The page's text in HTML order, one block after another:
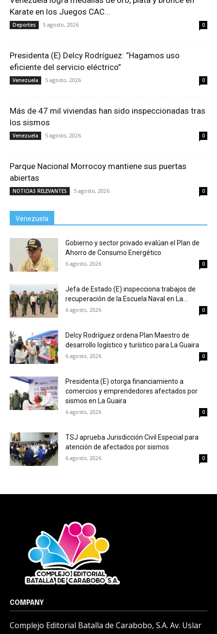
Karate en los Juegos CAC...
Deportes 5 agosto, 2026 0
Presidenta (E) Delcy Rodríguez: “Hagamos uso
eficiente del servicio eléctrico”
Venezuela 5 agosto, 2026 0
Más de 47 mil viviendas han sido inspeccionadas tras
los sismos
Venezuela 5 agosto, 2026 0
Parque Nacional Morrocoy mantiene sus puertas
abiertas
NOTICIAS RELEVANTES 5 agosto, 2026 0
Venezuela
Gobierno y sector privado evalúan el Plan de
Ahorro de Consumo Energético
6 agosto, 2026 0
Jefa de Estado (E) inspecciona trabajos de
recuperación de la Escuela Naval en La...
6 agosto, 2026 0
Delcy Rodríguez ordena Plan Maestro de
desarrollo logístico y turístico para La Guaira
6 agosto, 2026 0
Presidenta (E) otorga financiamiento a
comercios y emprendedores afectados por
sismos en La Guaira
6 agosto, 2026 0
TSJ aprueba Jurisdicción Civil Especial para
atención de afectados por sismos
6 agosto, 2026 0
COMPANY
Complejo Editorial Batalla de Carabobo, S.A. Av. Uslar